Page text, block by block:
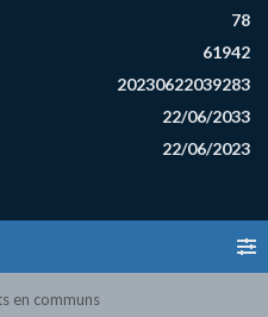
78
61942
20230622039283
22/06/2033
22/06/2023
en communs